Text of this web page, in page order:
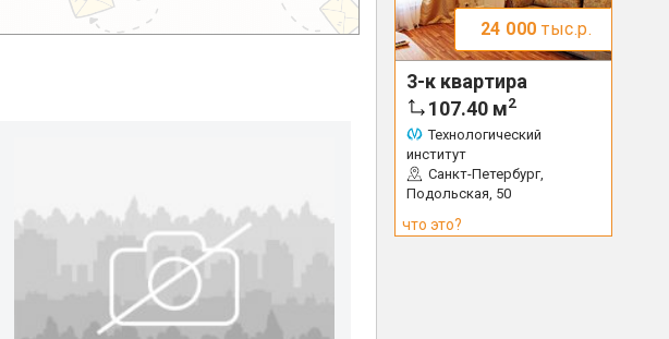
24 000 тыс.р.
3-к квартира
107.40 м2
Технологический
институт
Санкт-Петербург,
Подольская, 50
что это?